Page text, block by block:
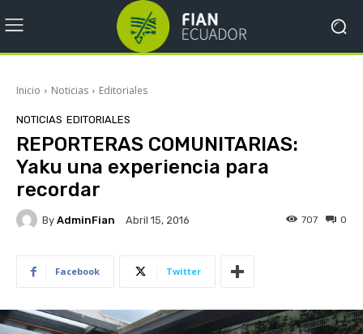
Inicio Noticias Editoriales
NOTICIAS EDITORIALES
REPORTERAS COMUNITARIAS:
Yaku una experiencia para
recordar
By AdminFian Abril 15, 2016 0
707
Facebook Twitter